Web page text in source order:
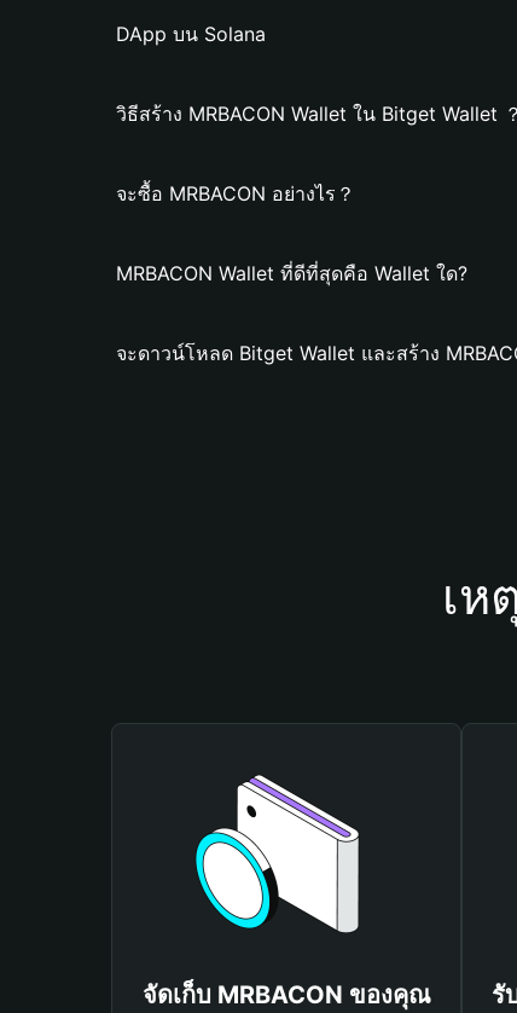
DApp บน Solana
วิธีสร้าง MRBACON Wallet ใน Bitget Wallet ？
จะซื้อ MRBACON อย่างไร？
MRBACON Wallet ที่ดีที่สุดคือ Wallet ใด?
จะดาวน์โหลด Bitget Wallet และสร้าง
เห
จัดเก็บ MRBACON ของคุณ รั